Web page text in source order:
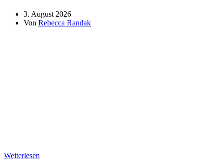
3. August 2026
Von Rebecca Randak
Weiterlesen